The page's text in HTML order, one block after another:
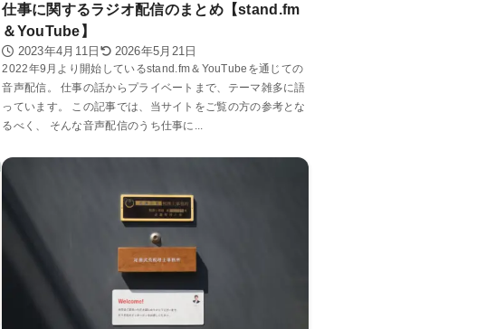
仕事に関するラジオ配信のまとめ【stand.fm
＆YouTube】
2023年4月11日 2026年5月21日
2022年9月より開始しているstand.fm＆YouTubeを通じての
音声配信。 仕事の話からプライベートまで、テーマ雑多に語
っています。 この記事では、当サイトをご覧の方の参考とな
るべく、 そんな音声配信のうち仕事に...